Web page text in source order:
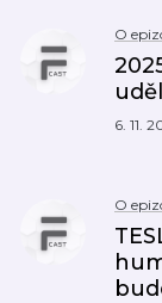
O
6. 11.
O